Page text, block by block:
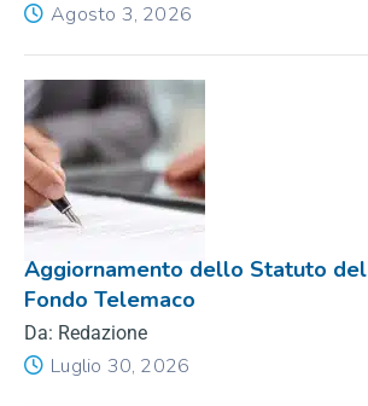
Agosto 3, 2026
Aggiornamento dello Statuto del
Fondo Telemaco
Da: Redazione
Luglio 30, 2026